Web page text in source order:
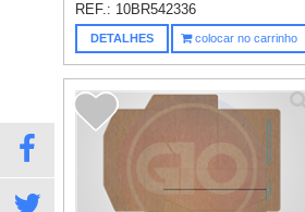
REF.: 10BR542336
DETALHES colocar no carrinho